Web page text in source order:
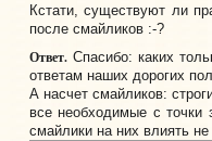
Кстати, существуют ли
после смайликов :-?
Ответ.Спасибо: каких
ответам наших дорогих
А насчет смайликов:
все необходимые с точки
смайлики на них влиять